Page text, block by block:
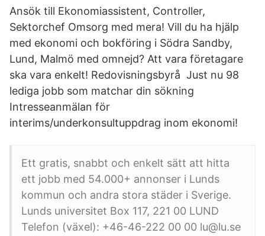
Ansök till Ekonomiassistent, Controller,
Sektorchef Omsorg med mera! Vill du ha hjälp
med ekonomi och bokföring i Södra Sandby,
Lund, Malmö med omnejd? Att vara företagare
ska vara enkelt! Redovisningsbyrå Just nu 98
lediga jobb som matchar din sökning
Intresseanmälan för
interims/underkonsultuppdrag inom ekonomi!
Ett gratis, snabbt och enkelt sätt att hitta
ett jobb med 54.000+ annonser i Lunds
kommun och andra stora städer i Sverige.
Lunds universitet Box 117, 221 00 LUND
Telefon (växel): +46-46-222 00 00 lu@lu.se